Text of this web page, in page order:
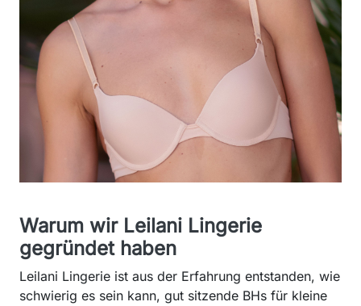
Warum wir Leilani Lingerie
gegründet haben
Leilani Lingerie ist aus der Erfahrung entstanden, wie
schwierig es sein kann, gut sitzende BHs für kleine